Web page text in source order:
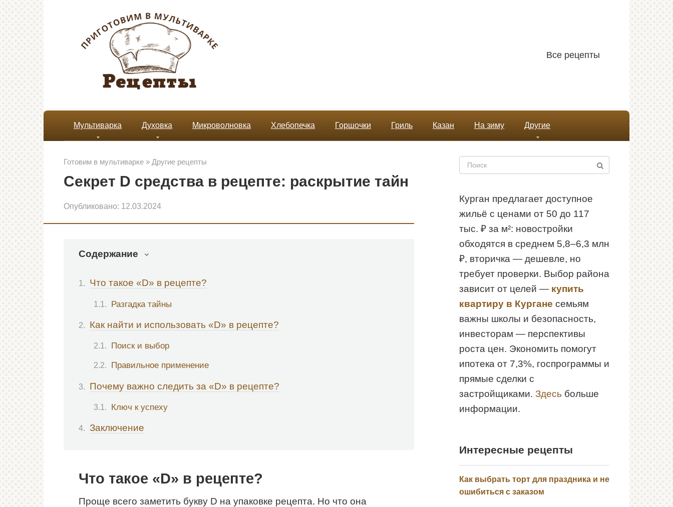
Все рецепты
Мультиварка Духовка Микроволновка Хлебопечка Горшочки Гриль Казан На зиму Другие
Готовим в мультиварке » Другие рецепты
Секрет D средства в рецепте: раскрытие тайн
Опубликовано: 12.03.2024
Содержание
Что такое «D» в рецепте?
Разгадка тайны
Как найти и использовать «D» в рецепте?
Поиск и выбор
Правильное применение
Почему важно следить за «D» в рецепте?
Ключ к успеху
Заключение
Что такое «D» в рецепте?
Проще всего заметить букву D на упаковке рецепта. Но что она
Поиск:
Курган предлагает доступное
жильё с ценами от 50 до 117
тыс. ₽ за м²: новостройки
обходятся в среднем 5,8–6,3 млн
₽, вторичка — дешевле, но
требует проверки. Выбор района
зависит от целей — купить
квартиру в Кургане семьям
важны школы и безопасность,
инвесторам — перспективы
роста цен. Экономить помогут
ипотека от 7,3%, госпрограммы и
прямые сделки с
застройщиками. Здесь больше
информации.
Интересные рецепты
Как выбрать торт для праздника и не
ошибиться с заказом